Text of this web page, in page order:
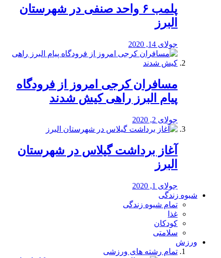
پلمب ۶ واحد صنفی در شهرستان
البرز
جولای 14, 2020
مسافران کرجی امروز از فرودگاه
پیام البرز راهی کیش شدند
جولای 2, 2020
آغاز برداشت گیلاس در شهرستان
البرز
جولای 1, 2020
شیوه زندگی
تمام شیوه زندگی
غذا
کودکان
سلامتی
ورزش
تمام رشته های ورزشی